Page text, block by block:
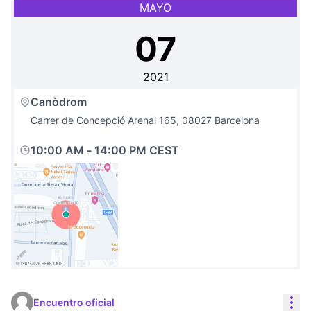
MAYO
07
2021
Canòdrom
Carrer de Concepció Arenal 165, 08027 Barcelona
10:00 AM - 14:00 PM CEST
Encuentro oficial